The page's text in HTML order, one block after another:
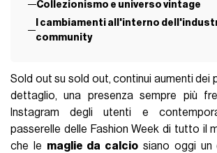
Collezionismo e universo vintage
I cambiamenti all'interno
community
Sold out su sold out, continui aumenti dei
dettaglio, una presenza sempre più
Instagram degli utenti e
passerelle delle Fashion Week di tutto il
che le maglie da calcio siano oggi un